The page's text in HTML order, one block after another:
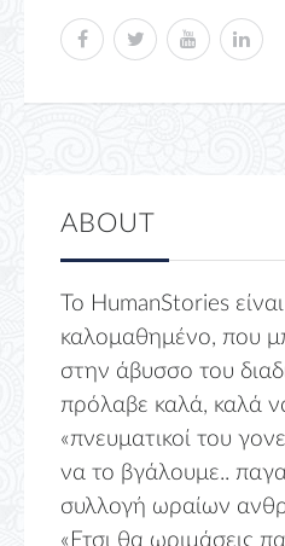
ABOUT
Το HumanStories
καλομαθημένο, που
στην άβυσσο του
πρόλαβε καλά, καλά
«πνευματικοί του
να το βγάλουμε..
συλλογή ωραίων
«Ετσι θα ωριμάσεις